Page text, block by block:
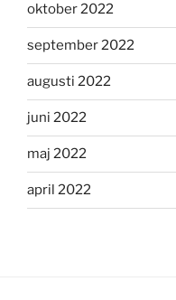
oktober 2022
september 2022
augusti 2022
juni 2022
maj 2022
april 2022